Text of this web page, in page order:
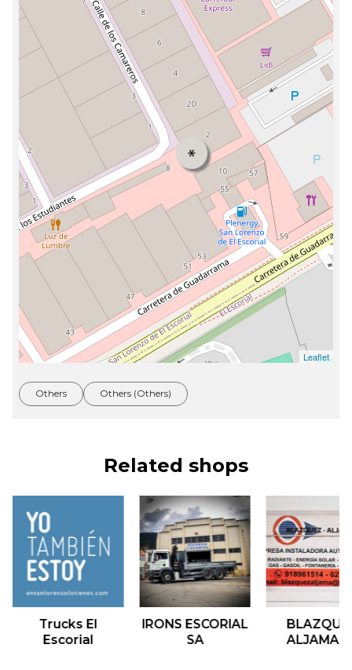
Leaflet
Others Others (Others)
Related shops
Trucks El
Escorial
IRONS ESCORIAL
SA
ALJAMA
&lsaquo; Previous